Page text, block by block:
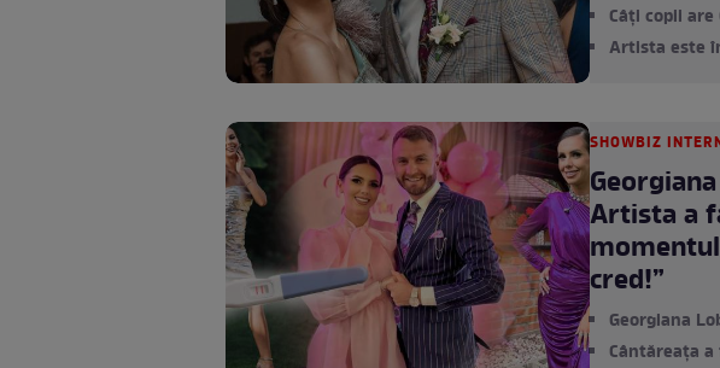
Câți copii
Artista este
SHOWBIZ
Artista a
cred!”
Georgiana
Cântăreața